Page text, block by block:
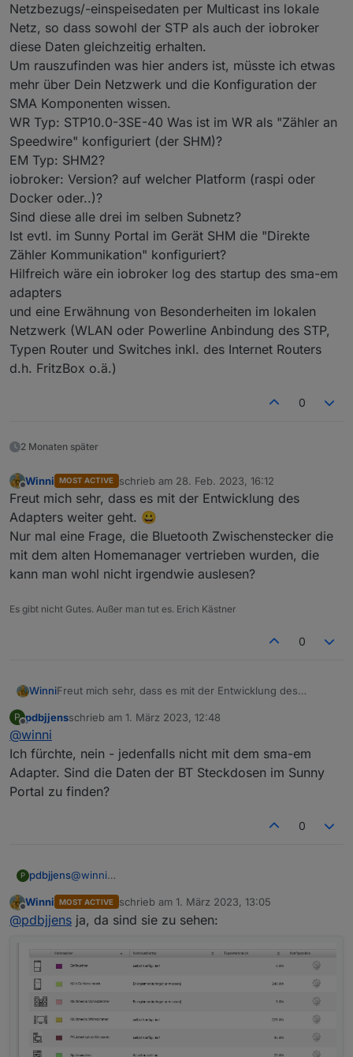
Systemübersicht im WR bei eingeschalteten
Adapter
es werden in der Systemübersicht des WRs
und im Sunnyportal keine zählerwerte mehr
Netzbezugs/-einspeisedaten per Multicast ins lokale
Netz, so dass sowohl der STP als auch der iobroker
diese Daten gleichzeitig erhalten.
Um rauszufinden was hier anders ist, müsste ich etwas
mehr über Dein Netzwerk und die Konfiguration der
SMA Komponenten wissen.
WR Typ: STP10.0-3SE-40 Was ist im WR als "Zähler an
Speedwire" konfiguriert (der SHM)?
EM Typ: SHM2?
iobroker: Version? auf welcher Platform (raspi oder
Docker oder..)?
Sind diese alle drei im selben Subnetz?
Ist evtl. im Sunny Portal im Gerät SHM die "Direkte
Zähler Kommunikation" konfiguriert?
Hilfreich wäre ein iobroker log des startup des sma-em
adapters
und eine Erwähnung von Besonderheiten im lokalen
Netzwerk (WLAN oder Powerline Anbindung des STP,
Typen Router und Switches inkl. des Internet Routers
d.h. FritzBox o.ä.)
0
2 Monaten später
Offline
Winni MOST ACTIVE schrieb am 28. Feb. 2023, 16:12
zuletzt editiert von
Freut mich sehr, dass es mit der Entwicklung des
Adapters weiter geht. 😀
Nur mal eine Frage, die Bluetooth Zwischenstecker die
mit dem alten Homemanager vertrieben wurden, die
kann man wohl nicht irgendwie auslesen?
Es gibt nicht Gutes. Außer man tut es. Erich Kästner
0
WinniFreut mich sehr, dass es mit der Entwicklung des
Nur mal eine Frage, die Bluetooth Zwischenstecker die
kann man wohl nicht irgendwie auslesen?
P
Offline
pdbjjensschrieb am 1. März 2023, 12:48
zuletzt editiert von
@winni
Ich fürchte, nein - jedenfalls nicht mit dem sma-em
Adapter. Sind die Daten der BT Steckdosen im Sunny
Portal zu finden?
0
P pdbjjens@winni
Adapter. Sind die Daten der BT Steckdosen im Sunny
Portal zu finden?
Offline
Winni MOST ACTIVE schrieb am 1. März 2023, 13:05
zuletzt editiert von
@pdbjjens ja, da sind sie zu sehen: